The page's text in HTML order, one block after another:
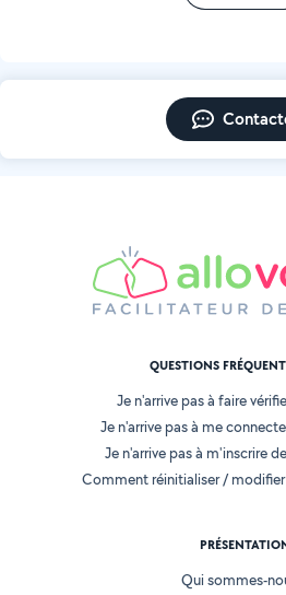
QUESTIONS
Je n'arrive pas à faire
Je n'arrive pas à me
Je n'arrive pas à m'inscrire
Comment réinitialiser /
Qui sommes-